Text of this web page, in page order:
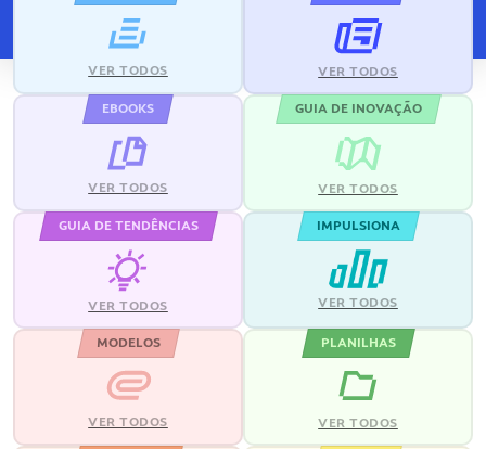
VER TODOS VER TODOS
EBOOKS
VER TODOS
GUIA DE INOVAÇÃO
VER TODOS
GUIA DE TENDÊNCIAS
VER TODOS
IMPULSIONA
VER TODOS
MODELOS
VER TODOS
PLANILHAS
VER TODOS